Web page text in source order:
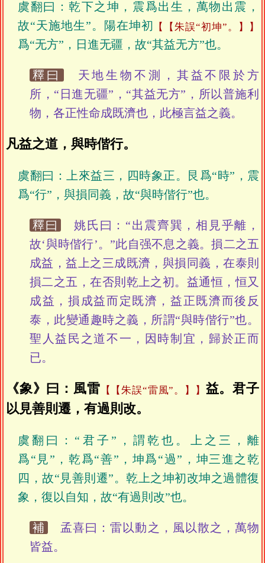
虞翻曰：乾下之坤，震爲出生，萬物出震，
故“天施地生”。陽在坤初
【朱誤“初坤”。】
爲“无方”，日進无疆，故“其益无方”也。
釋曰
天地生物不測，其益不限於方
所，“日進无疆”，“其益无方”，所以普施利
物，各正性命成既濟也，此極言益之義。
凡益之道，與時偕行。
虞翻曰：上來益三，四時象正。艮爲“時”，震
爲“行”，與損同義，故“與時偕行”也。
釋曰
姚氏曰：“出震齊巽，相見乎離，
故‘與時偕行’。”此自强不息之義。損二之五
成益，益上之三成既濟，與損同義，在泰則
損二之五，在否則乾上之初。益通恒，恒又
成益，損成益而定既濟，益正既濟而後反
泰，此變通趣時之義，所謂“與時偕行”也。
聖人益民之道不一，因時制宜，歸於正而
已。
《象》曰：風雷 【朱誤“雷風”。】
益。君子
以見善則遷，有過則改。
虞翻曰：“君子”，謂乾也。上之三，離
爲“見”，乾爲“善”，坤爲“過”，坤三進之乾
四，故“見善則遷”。乾上之坤初改坤之過體復
象，復以自知，故“有過則改”也。
補
孟喜曰：雷以動之，風以散之，萬物
皆益。